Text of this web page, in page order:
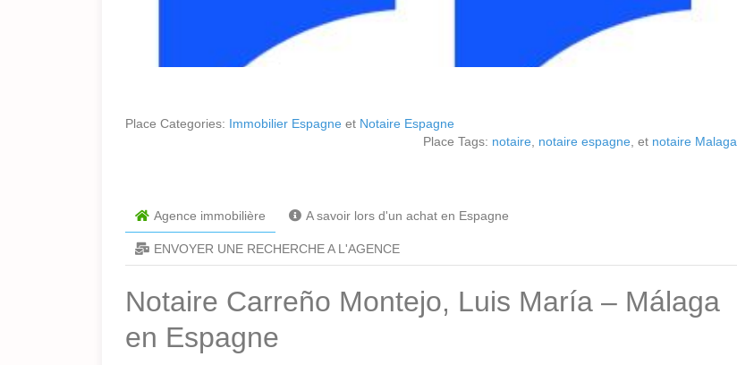
Place Categories: Immobilier Espagne et Notaire Espagne
Place Tags: notaire notaire espagne , et notaire Malaga
Agence immobilière A savoir lors d'un achat en Espagne
ENVOYER UNE RECHERCHE A L'AGENCE
Notaire Carreño Montejo, Luis María – Málaga
en Espagne